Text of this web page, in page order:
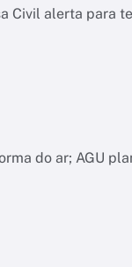
Civil alerta para
do ar; AGU